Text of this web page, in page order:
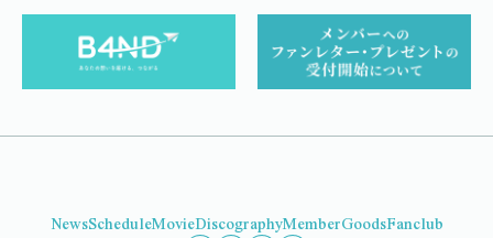
NewsScheduleMovieDiscographyMemberGoodsFanclub